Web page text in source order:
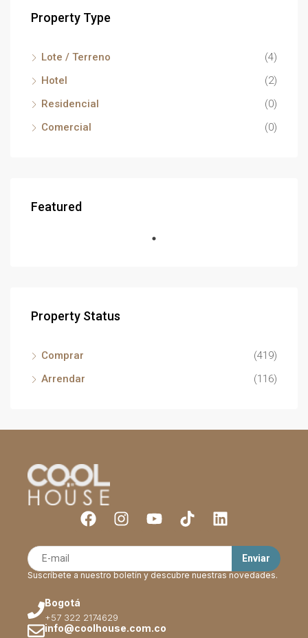
Property Type
Lote / Terreno
(4)
Hotel
(2)
Residencial
(0)
Comercial
(0)
Featured
Property Status
Comprar
(419)
Arrendar
(116)
info@coolhouse.com.co
Bogotá
+57 322 2174629
Suscríbete a nuestro boletín y descubre nuestras novedades.